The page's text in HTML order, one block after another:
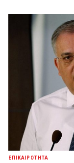
ΕΠΙΚΑΙΡΟΤΗΤΑ